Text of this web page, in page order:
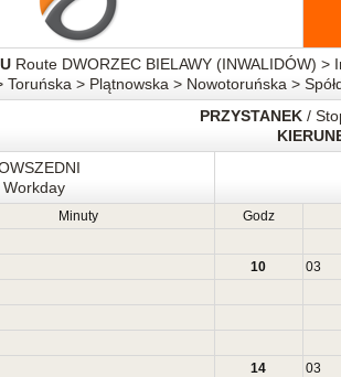
Route DWORZEC BIELAWY (INWALIDÓW)
Toruńska > Plątnowska > Nowotoruńska >
PRZYSTANEK /
Workday
Minuty Godz
10
03
14
03